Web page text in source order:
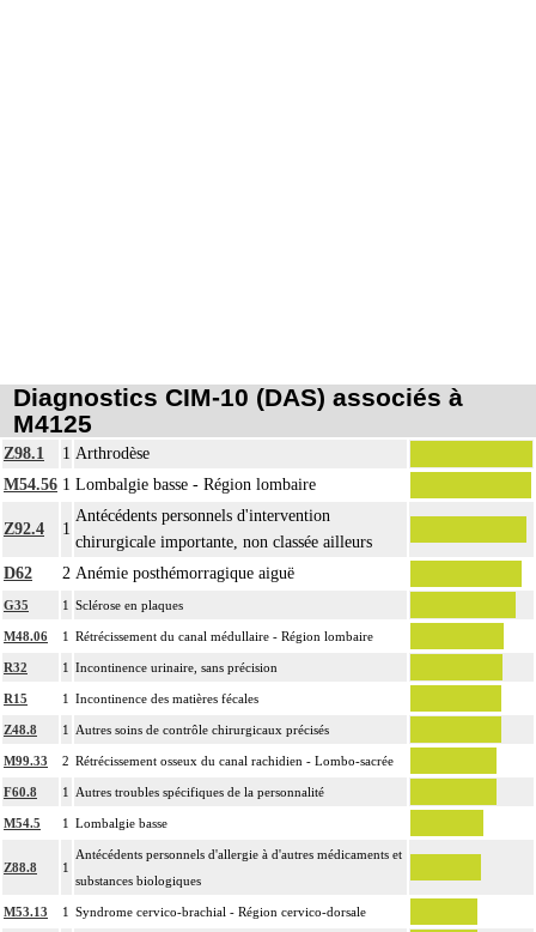
Diagnostics CIM-10 (DAS) associés à
M4125
Z98.1 1 Arthrodèse
M54.56 1 Lombalgie basse - Région lombaire
Z92.4 1
Antécédents personnels d'intervention
chirurgicale importante, non classée ailleurs
D62
2 Anémie posthémorragique aiguë
G35 1 Sclérose en plaques
M48.06 1 Rétrécissement du canal médullaire - Région lombaire
R32 1 Incontinence urinaire, sans précision
R15 1 Incontinence des matières fécales
Z48.8 1 Autres soins de contrôle chirurgicaux précisés
M99.33 2 Rétrécissement osseux du canal rachidien - Lombo-sacrée
F60.8 1 Autres troubles spécifiques de la personnalité
M54.5 1 Lombalgie basse
Z88.8 1
Antécédents personnels d'allergie à d'autres médicaments et
substances biologiques
M53.13 1 Syndrome cervico-brachial - Région cervico-dorsale